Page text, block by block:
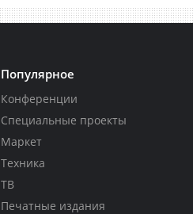
Популярное
Конференции
Специальные проекты
Маркет
Техника
ТВ
Печатные издания